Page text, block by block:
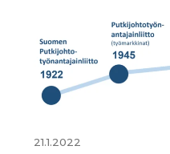
21.1.2022